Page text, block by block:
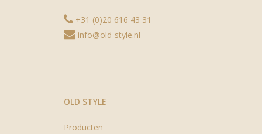
+31 (0)20 616 43 31
info@old-style.nl
OLD STYLE
Producten